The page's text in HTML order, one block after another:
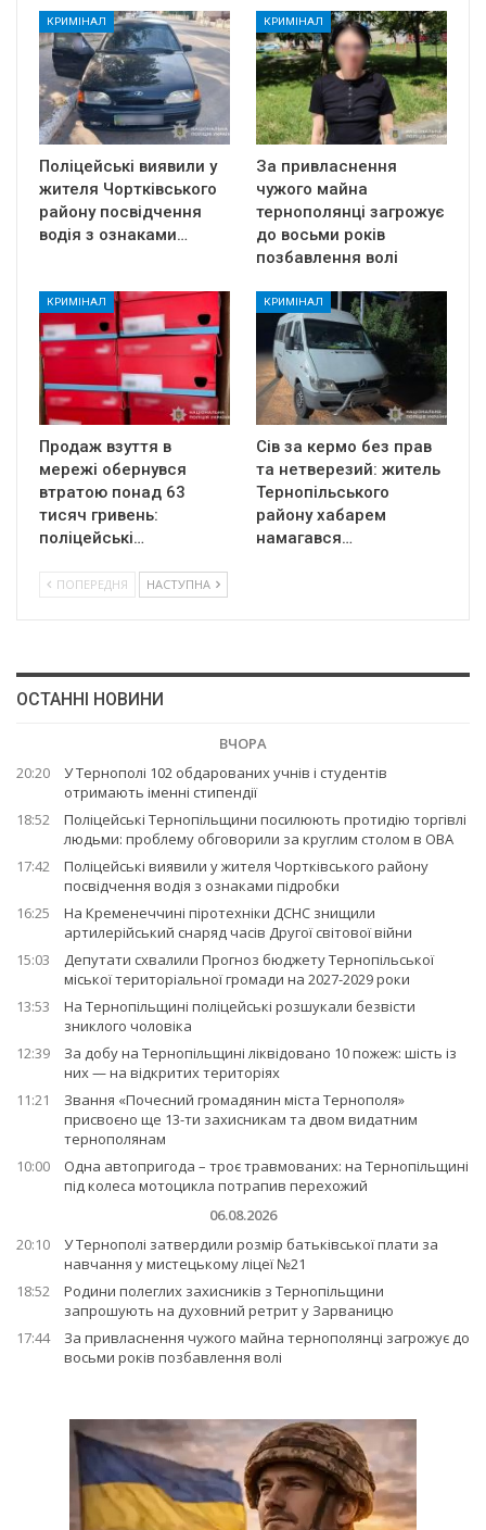
КРИМІНАЛ
Поліцейські виявили у
жителя Чортківського
району посвідчення
водія з ознаками…
КРИМІНАЛ
За привласнення
чужого майна
тернополянці загрожує
до восьми років
позбавлення волі
КРИМІНАЛ
Продаж взуття в
мережі обернувся
втратою понад 63
тисяч гривень:
поліцейські…
КРИМІНАЛ
Сів за кермо без прав
та нетверезий: житель
Тернопільського
району хабарем
намагався…
ПОПЕРЕДНЯ НАСТУПНА
ОСТАННІ НОВИНИ
ВЧОРА
20:20
У Тернополі 102 обдарованих учнів і студентів
отримають іменні стипендії
18:52
Поліцейські Тернопільщини посилюють протидію торгівлі
людьми: проблему обговорили за круглим столом в ОВА
17:42
Поліцейські виявили у жителя Чортківського району
посвідчення водія з ознаками підробки
16:25
На Кременеччині піротехніки ДСНС знищили
артилерійський снаряд часів Другої світової війни
15:03
Депутати схвалили Прогноз бюджету Тернопільської
міської територіальної громади на 2027-2029 роки
13:53
На Тернопільщині поліцейські розшукали безвісти
зниклого чоловіка
12:39
За добу на Тернопільщині ліквідовано 10 пожеж: шість із
них — на відкритих територіях
11:21
Звання «Почесний громадянин міста Тернополя»
присвоєно ще 13-ти захисникам та двом видатним
тернополянам
10:00
Одна автопригода – троє травмованих: на Тернопільщині
під колеса мотоцикла потрапив перехожий
06.08.2026
20:10
У Тернополі затвердили розмір батьківської плати за
навчання у мистецькому ліцеї №21
18:52
Родини полеглих захисників з Тернопільщини
запрошують на духовний ретрит у Зарваницю
17:44
За привласнення чужого майна тернополянці загрожує до
восьми років позбавлення волі